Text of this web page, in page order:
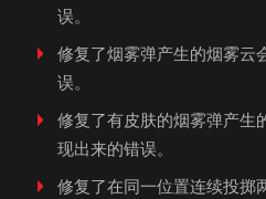
误。
修复了烟雾弹产生的烟雾云
误。
修复了有皮肤的烟雾弹产生
现出来的错误。
修复了在同一位置连续投掷